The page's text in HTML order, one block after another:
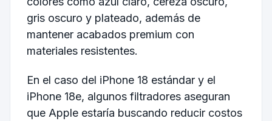
gris oscuro y plateado, además de
mantener acabados premium con
materiales resistentes.
En el caso del iPhone 18 estándar y el
iPhone 18e, algunos filtradores aseguran
que Apple estaría buscando reducir costos